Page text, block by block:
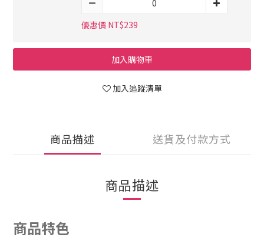
優惠價 NT$239
加入購物車
加入追蹤清單
商品描述 送貨及付款方式
商品描述
商品特色